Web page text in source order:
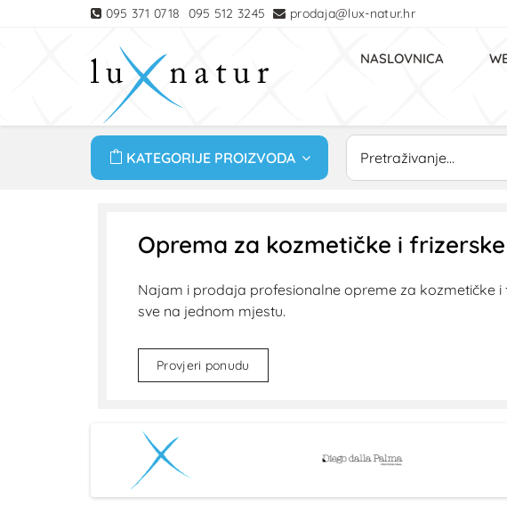
095 371 0718 095 512 3245 prodaja@lux-natur.hr
NASLOVNICA
KATEGORIJE PROIZVODA
Oprema za kozmetičke i
Najam i prodaja profesionalne opreme za kozmetičke
sve na jednom mjestu.
Provjeri ponudu